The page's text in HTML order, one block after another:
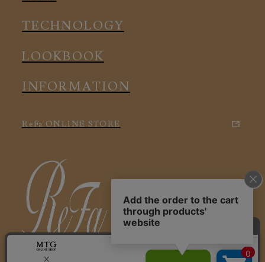
アクセサリー
TECHNOLOGY
LOOKBOOK
INFORMATION
ReFa ONLINE STORE